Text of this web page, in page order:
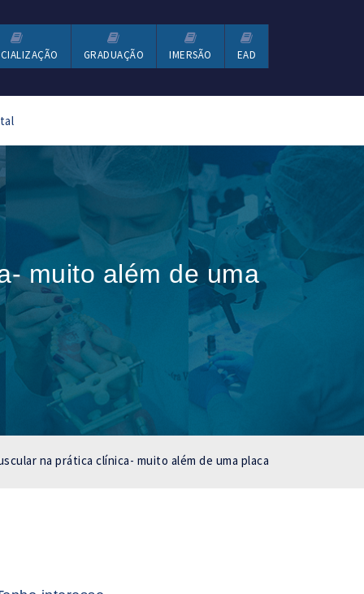
GRADUAÇÃO IMERSÃO EAD
muito além de uma
na prática clínica- muito além de uma placa